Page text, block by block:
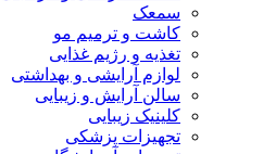
سمعک
کاشت و ترمیم مو
تغذیه و رژیم غذایی
لوازم آرایشی و بهداشتی
سالن آرایش و زیبایی
کلینیک زیبایی
تجهیزات پزشکی